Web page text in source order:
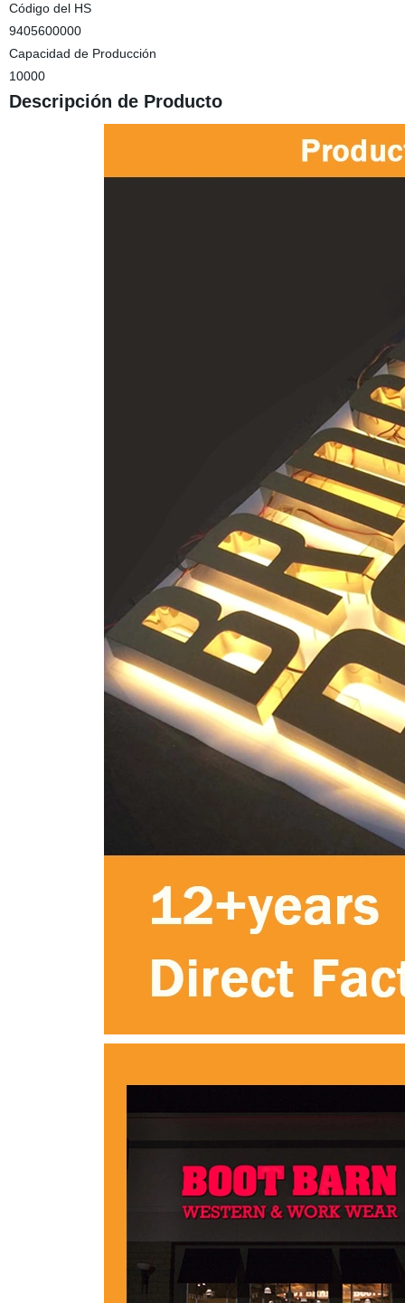
Código del HS
9405600000
Capacidad de Producción
10000
Descripción de Producto